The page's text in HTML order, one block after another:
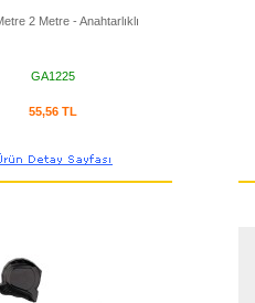
2 Metre - Anahtarlıklı
GA1225
55,56 TL